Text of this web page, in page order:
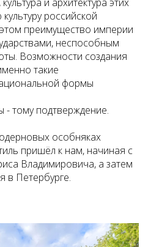
российской
преимущество империи
неспособным
Возможности создания
такие
формы
тому подтверждение.
особняках
пришёл к нам, начиная с
Владимировича, а затем
в Петербурге.